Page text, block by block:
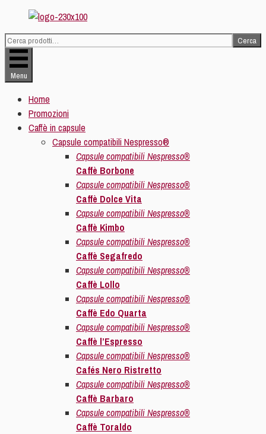
al
contenuto
Cerca: Cerca
Menu
Home
Promozioni
Caffè in capsule
Capsule compatibili Nespresso®
Capsule compatibili Nespresso®
Caffè Borbone
Capsule compatibili Nespresso®
Caffè Dolce Vita
Capsule compatibili Nespresso®
Caffè Kimbo
Capsule compatibili Nespresso®
Caffè Segafredo
Capsule compatibili Nespresso®
Caffè Lollo
Capsule compatibili Nespresso®
Caffè Edo Quarta
Capsule compatibili Nespresso®
Caffè l’Espresso
Capsule compatibili Nespresso®
Cafés Nero Ristretto
Capsule compatibili Nespresso®
Caffè Barbaro
Capsule compatibili Nespresso®
Caffè Toraldo